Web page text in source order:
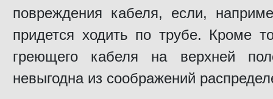
повреждения кабеля, если,
придется ходить по трубе. Кроме
греющего кабеля на верхней
невыгодна из соображений